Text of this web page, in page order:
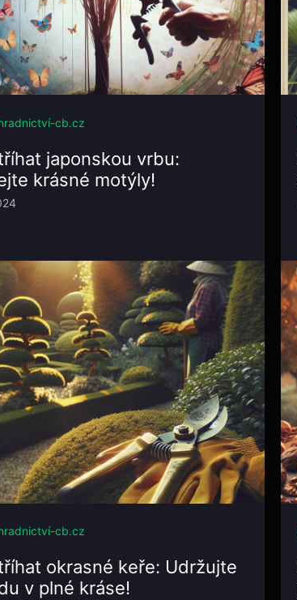
cb.cz
japonskou vrbu:
krásné motýly!
cb.cz
okrasné keře: Udržujte
v plné kráse!